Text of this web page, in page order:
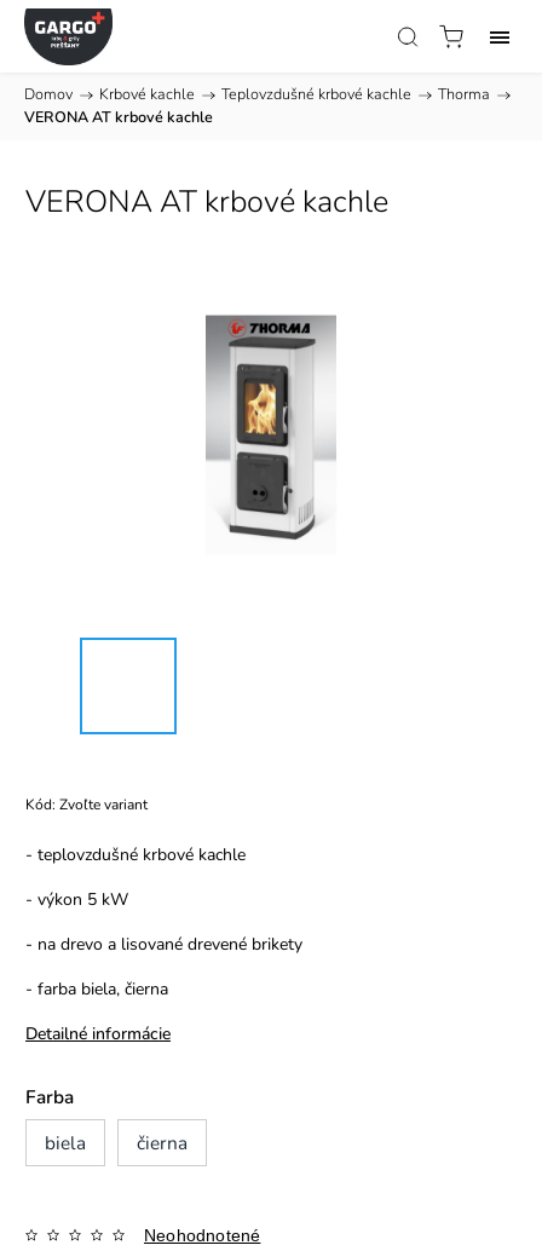
Domov / Krbové kachle / Teplovzdušné krbové kachle / Thorma /
VERONA AT krbové kachle
VERONA AT krbové kachle
Kód: Zvoľte variant
- teplovzdušné krbové kachle
- výkon 5 kW
- na drevo a lisované drevené brikety
- farba biela, čierna
Detailné informácie
Farba
biela
čierna
Neohodnotené